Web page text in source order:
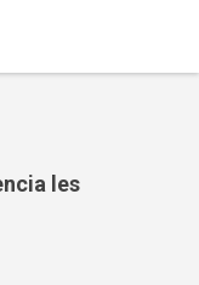
les